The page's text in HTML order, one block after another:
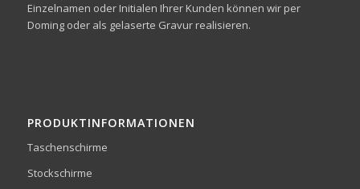
Einzelnamen oder Initialen Ihrer Kunden können wir per
Doming oder als gelaserte Gravur realisieren.
PRODUKTINFORMATIONEN
Taschenschirme
Stockschirme